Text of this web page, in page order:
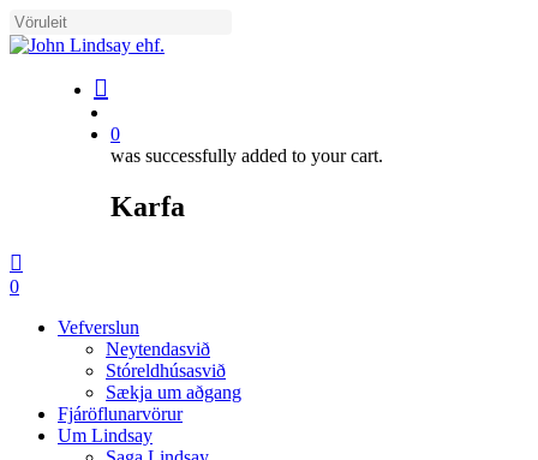
Skip
to
Close
0
was successfully added to your cart.
Karfa
Menu
0
Vefverslun
Neytendasvið
Stóreldhúsasvið
Sækja um aðgang
Fjáröflunarvörur
Um Lindsay